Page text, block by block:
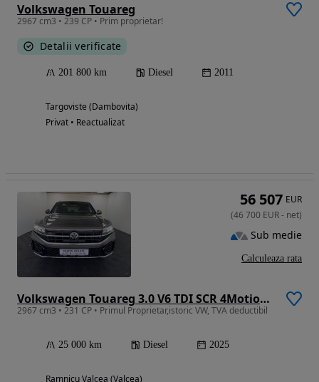
Volkswagen Touareg
2967 cm3 • 239 CP • Prim proprietar!
Detalii verificate
201 800 km Diesel 2011
Targoviste (Dambovita)
Privat • Reactualizat
Volkswagen Touareg 3.0 V6 TDI SCR 4Motion Automatik R-Line
2967 cm3 • 231 CP • Primul Proprietar,istoric VW, TVA deductibil
25 000 km Diesel 2025
Ramnicu Valcea (Valcea)
56 507 EUR
(46 700 EUR- net)
Sub medie
Calculeaza rata